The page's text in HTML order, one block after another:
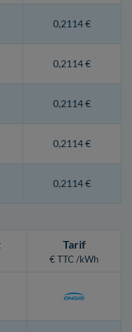
0,2114 €
0,2114 €
0,2114 €
0,2114 €
0,2114 €
Tarif
€ TTC /kWh